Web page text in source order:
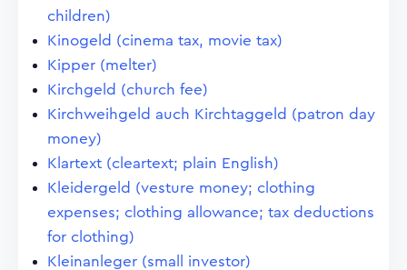
children)
Kinogeld (cinema tax, movie tax)
Kipper (melter)
Kirchgeld (church fee)
Kirchweihgeld auch Kirchtaggeld (patron day
money)
Klartext (cleartext; plain English)
Kleidergeld (vesture money; clothing
expenses; clothing allowance; tax deductions
for clothing)
Kleinanleger (small investor)